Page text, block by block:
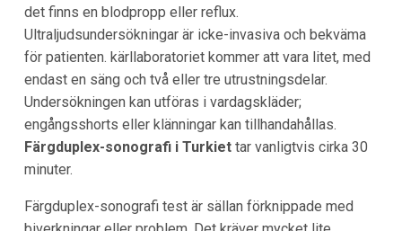
det finns en blodpropp eller reflux.
Ultraljudsundersökningar är icke-invasiva och bekväma
för patienten. kärllaboratoriet kommer att vara litet, med
endast en säng och två eller tre utrustningsdelar.
Undersökningen kan utföras i vardagskläder;
engångsshorts eller klänningar kan tillhandahållas.
Färgduplex-sonografi i Turkiettar vanligtvis cirka 30
minuter.
Färgduplex-sonografi test är sällan förknippade med